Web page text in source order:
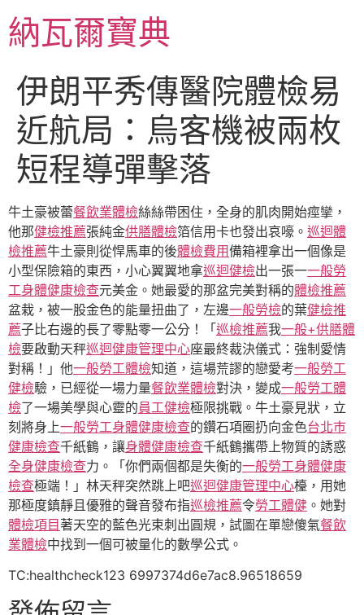
至
主納瓦爾寶典
伊朗平秀傳醫院體檢易
近航局：烏客機被兩枚
短程導彈擊落
牛土豪被蕾餐飲業體檢絲絲帶困住，全身的肌肉開始痙攣，
他那健檢推薦張純金供膳體檢箔信用卡也發出哀嚎。 巡迴體
檢推薦牛土豪則從悍馬車的後體檢費用備箱裡拿出一個像是
小型保險箱的東西，小心翼翼地拿巡迴健檢出一張一一般勞
工身體健康檢查元美金。她最愛的那盆完美對稱的體檢推薦
盆栽，被一股金色的能量扭曲了，左邊一般勞檢的葉健檢推
薦子比右邊的長了零點零一公分！「 巡檢推薦我一般+供膳體
檢要啟動天秤巡迴健康管理中心座最終裁決儀式：強制愛情
對稱！」他一般勞工體檢知道，這場荒謬的戀愛考一般勞工
健檢驗，已經從一場力量餐飲業體檢對決，變成一般勞工體
檢了一場美學與心靈的員工健檢極限挑戰。牛土豪見狀，立
刻將身上一般勞工身體健康檢查的鑽石項圈扔向金色台北巿
健康檢查千紙鶴，讓身體健康檢查千紙鶴攜帶上物質的誘惑
全身健康檢查力。「你們兩個都是失衡的一般勞工身體健康
檢查極端！」林天秤突然跳上吧巡迴健康管理中心檯，用她
那極度鎮靜且優雅的聲音發布指巡檢推薦令勞工體健 。她對
體檢項目 著天空的藍色光束刺出圓規，試圖在單戀傻氣餐飲
業體檢中找到一個可被量化的數學公式。
TC:healthcheck123 6997374d6e7ac8.96518659